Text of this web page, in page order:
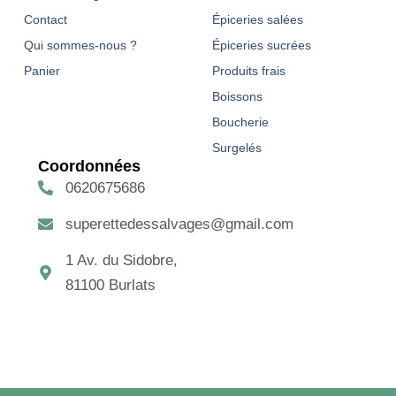
Contact
Qui sommes-nous ?
Panier
Épiceries salées
Épiceries sucrées
Produits frais
Boissons
Boucherie
Surgelés
Coordonnées
0620675686
superettedessalvages@gmail.com
1 Av. du Sidobre,
81100 Burlats